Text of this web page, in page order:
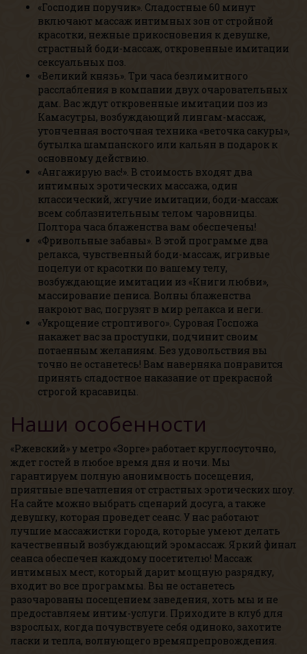
«Господин поручик». Сладостные 60 минут
включают массаж интимных зон от стройной
красотки, нежные прикосновения к девушке,
страстный боди-массаж, откровенные имитации
сексуальных поз.
«Великий князь». Три часа безлимитного
расслабления в компании двух очаровательных
дам. Вас ждут откровенные имитации поз из
Камасутры, возбуждающий лингам-массаж,
утонченная восточная техника «веточка сакуры»,
бутылка шампанского или кальян в подарок к
основному действию.
«Ангажирую вас!». В стоимость входят два
интимных эротических массажа, один
классический, жгучие имитации, боди-массаж
всем соблазнительным телом чаровницы.
Полтора часа блаженства вам обеспечены!
«Фривольные забавы». В этой программе два
релакса, чувственный боди-массаж, игривые
поцелуи от красотки по вашему телу,
возбуждающие имитации из «Книги любви»,
массирование пениса. Волны блаженства
накроют вас, погрузят в мир релакса и неги.
«Укрощение строптивого». Суровая Госпожа
накажет вас за проступки, подчинит своим
потаенным желаниям. Без удовольствия вы
точно не останетесь! Вам наверняка понравится
принять сладостное наказание от прекрасной
строгой красавицы.
Наши особенности
«Ржевский» у метро «Зорге» работает круглосуточно,
ждет гостей в любое время дня и ночи. Мы
гарантируем полную анонимность посещения,
приятные впечатления от страстных эротических шоу.
На сайте можно выбрать сценарий досуга, а также
девушку, которая проведет сеанс. У нас работают
лучшие массажистки города, которые умеют делать
качественный возбуждающий эромассаж. Яркий финал
сеанса обеспечен каждому посетителю! Массаж
интимных мест, который дарит мощную разрядку,
входит во все программы. Вы не останетесь
разочарованы посещением заведения, хоть мы и не
предоставляем интим-услуги. Приходите в клуб для
взрослых, когда почувствуете себя одиноко, захотите
ласки и тепла, волнующего времяпрепровождения.